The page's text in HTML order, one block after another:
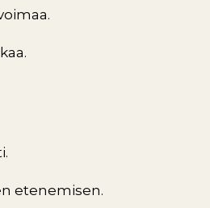
etenemisen.